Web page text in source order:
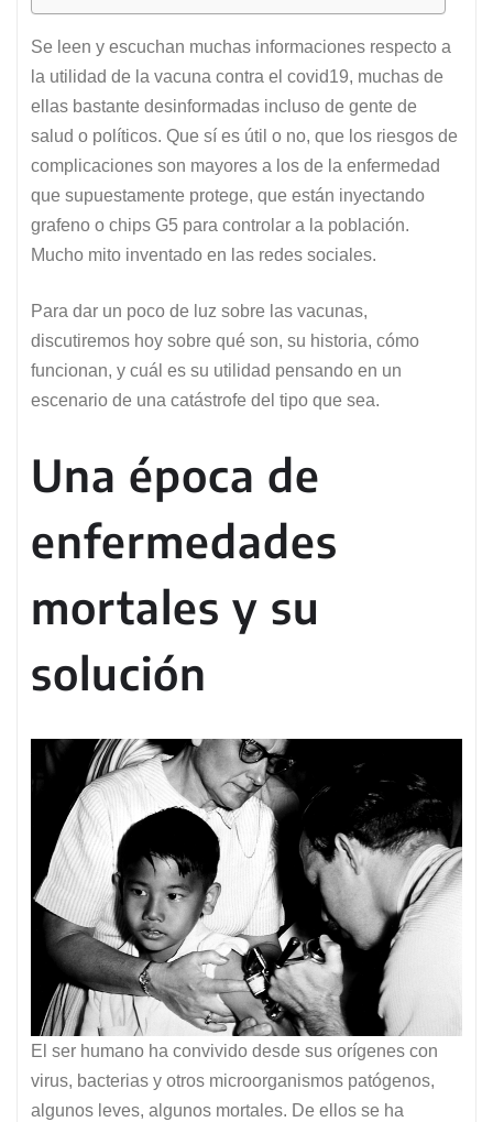
Se leen y escuchan muchas informaciones respecto a
la utilidad de la vacuna contra el covid19, muchas de
ellas bastante desinformadas incluso de gente de
salud o políticos. Que sí es útil o no, que los riesgos de
complicaciones son mayores a los de la enfermedad
que supuestamente protege, que están inyectando
grafeno o chips G5 para controlar a la población.
Mucho mito inventado en las redes sociales.
Para dar un poco de luz sobre las vacunas,
discutiremos hoy sobre qué son, su historia, cómo
funcionan, y cuál es su utilidad pensando en un
escenario de una catástrofe del tipo que sea.
Una época de
enfermedades
mortales y su
solución
El ser humano ha convivido desde sus orígenes con
virus, bacterias y otros microorganismos patógenos,
algunos leves, algunos mortales. De ellos se ha